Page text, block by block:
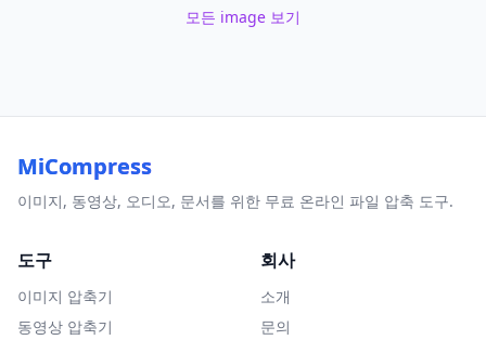
모든 image 보기
MiCompress
이미지, 동영상, 오디오, 문서를 위한 무료 온라인 파일 압축 도구.
도구
이미지 압축기
동영상 압축기
회사
소개
문의